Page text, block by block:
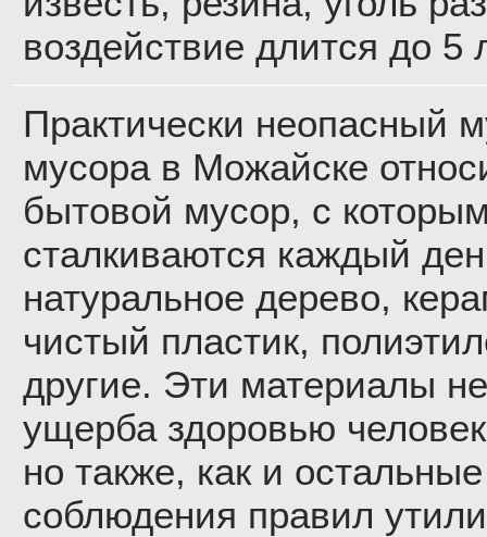
воздействие длится до 5
Практически неопасный
мусора в Можайске
бытовой мусор, с
сталкиваются каждый
натуральное дерево,
чистый пластик,
другие. Эти материалы
ущерба здоровью
но также, как и
соблюдения правил